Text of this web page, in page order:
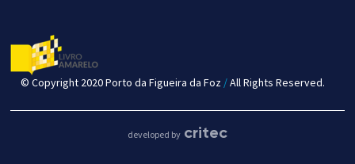
© Copyright 2020 Porto da Figueira da Foz /All Rights Reserved.
developed by critec